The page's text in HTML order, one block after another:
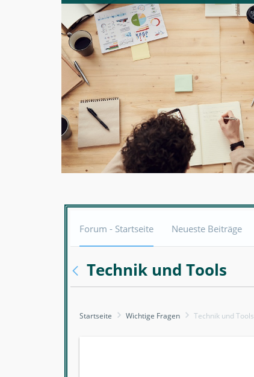
Lehre
Germanistik
Forum - Startseite Neueste Beiträge
Technik und Tools
Startseite Wichtige Fragen Technik und Tools